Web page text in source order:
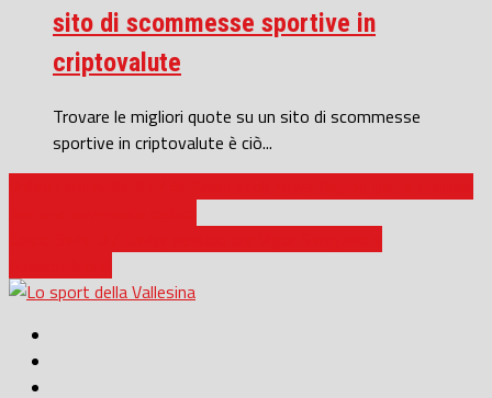
sito di scommesse sportive in
criptovalute
Trovare le migliori quote su un sito di scommesse
sportive in criptovalute è ciò...